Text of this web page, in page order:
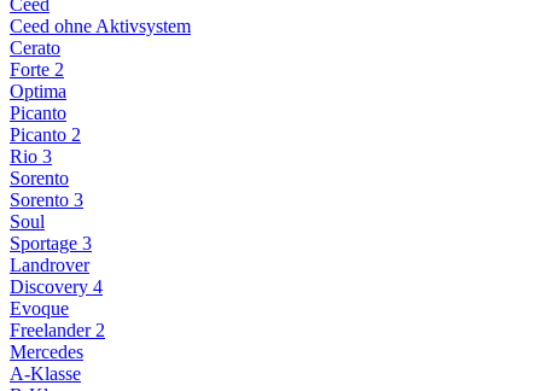
Ceed
Ceed ohne Aktivsystem
Cerato
Forte 2
Optima
Picanto
Picanto 2
Rio 3
Sorento
Sorento 3
Soul
Sportage 3
Landrover
Discovery 4
Evoque
Freelander 2
Mercedes
A-Klasse